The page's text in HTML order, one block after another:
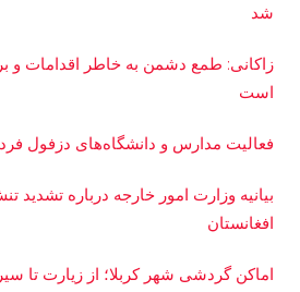
شد
زاکانی: طمع دشمن به خاطر اقدامات و
است
فعالیت مدارس و دانشگاه‌های دزفول
بیانیه وزارت امور خارجه درباره تشدید
افغانستان
اماکن گردشی شهر کربلا؛ از زیارت تا